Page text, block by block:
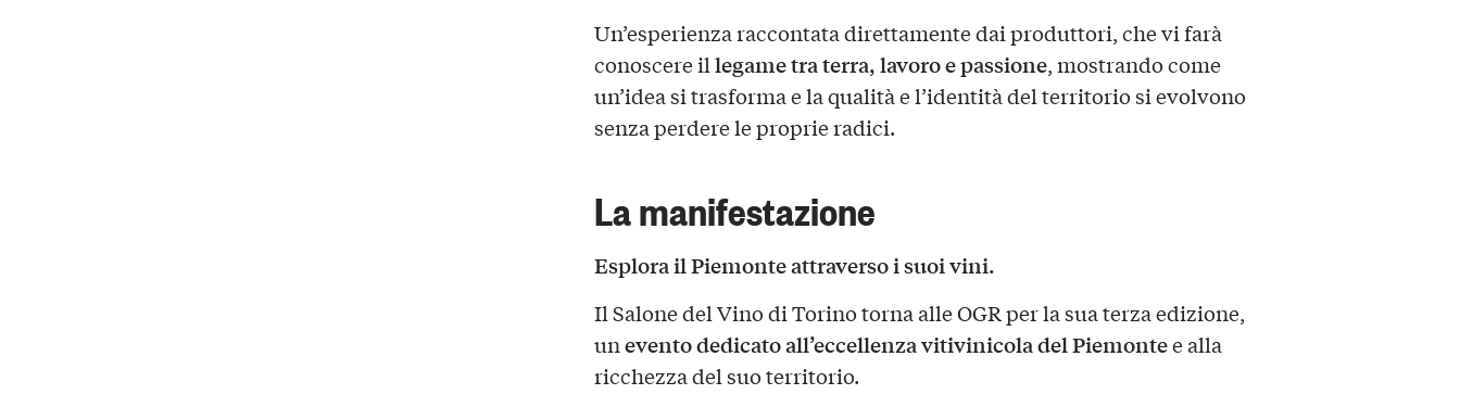
Un’esperienza raccontata direttamente dai produttori, che vi farà
conoscere illegame tra terra, lavoro e passione, mostrando come
un’idea si trasforma e la qualità e l’identità del territorio si evolvono
senza perdere le proprie radici.
La manifestazione
Esplora il Piemonte attraverso i suoi vini.
Il Salone del Vino di Torino torna alle OGR per la sua terza edizione,
unevento dedicato all’eccellenza vitivinicola del Piemontee alla
ricchezza del suo territorio.